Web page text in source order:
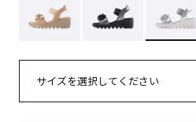
サイズを選択してください